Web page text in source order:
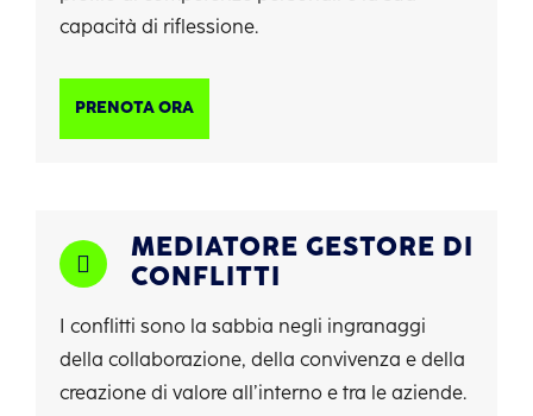
capacità di riflessione.
PRENOTA ORA
MEDIATORE GESTORE DI
CONFLITTI
I conflitti sono la sabbia negli ingranaggi
della collaborazione, della convivenza e della
creazione di valore all’interno e tra le aziende.